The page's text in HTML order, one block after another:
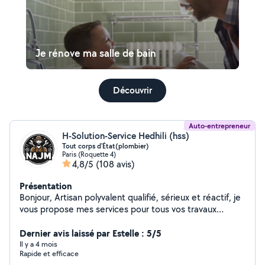
Je rénove ma salle de bain
Découvrir
Auto-entrepreneur
H-Solution-Service Hedhili (hss)
Tout corps d'État(plombier)
Paris (Roquette 4)
4,8/5 (108 avis)
Présentation
Bonjour, Artisan polyvalent qualifié, sérieux et réactif, je
vous propose mes services pour tous vos travaux
un haut niveau de qualité et de finition. Plomberie &
installation sanitaire Installation, remplacement et
dépannage de WC, éviers, lavabos, robinetterie, parois
Dernier avis laissé par Estelle : 5/5
Il y a 4 mois
Rapide et efficace